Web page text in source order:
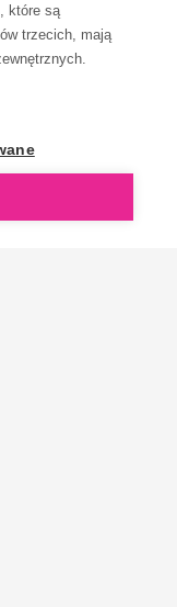
które są
trzecich, mają